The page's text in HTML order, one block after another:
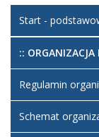
Start -
:: ORGANIZACJA
Regulamin
Schemat